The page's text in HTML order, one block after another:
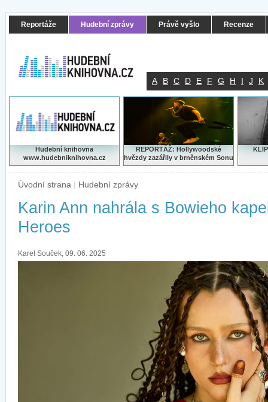
Reportáže Hudební zprávy Právě vyšlo Recenze
A B C D E F G H I J K
Hudební knihovna
www.hudebniknihovna.cz
REPORTÁŽ: Hollywoodské
hvězdy zazářily v brněnském Sonu
Úvodní strana | Hudební zprávy
Karin Ann nahrála s Bowieho
Heroes
Karel Souček, 09. 06. 2025